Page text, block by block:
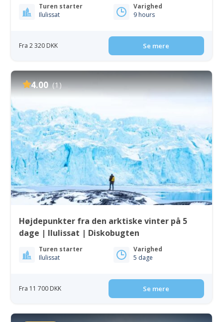
Turen starter
Ilulissat
Varighed
9 hours
Fra 2 320 DKK Se mere
4.00 (1)
Højdepunkter fra den arktiske vinter på 5
dage | Ilulissat | Diskobugten
Turen starter
Ilulissat
Varighed
5 dage
Fra 11 700 DKK Se mere